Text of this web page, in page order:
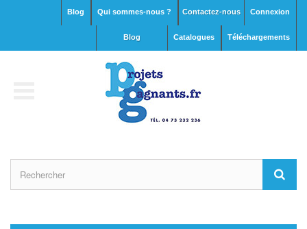
Connexion
Contactez-nous
Qui sommes-nous ?
Blog
Téléchargements
Catalogues
blog